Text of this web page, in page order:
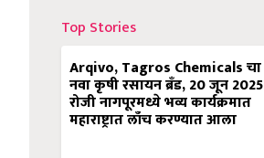
Top Stories
Arqivo, Tagros Chemicals चा
नवा कृषी रसायन ब्रँड, 20 जून 2025
रोजी नागपूरमध्ये भव्य कार्यक्रमात
महाराष्ट्रात लाँच करण्यात आला